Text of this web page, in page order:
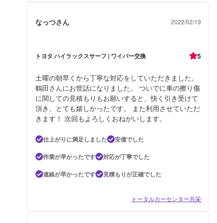
なっつさん 2022/02/19
トヨタ ハイラックスサーフ | ワイパー交換 5
土曜の朝早くから丁寧な対応をしていただきました。
鶴田さんにお世話になりました。 ついでに車の擦り傷
に関しての見積もりもお願いすると、快く引き受けて
頂き、とても嬉しかったです。 また利用させていただ
きます！ 次回もよろしくおねがいします。
仕上がりに満足しました
安価でした
作業が早かったです
対応が丁寧でした
連絡が早かったです
見積もりが正確でした
トータルカーセンター共栄